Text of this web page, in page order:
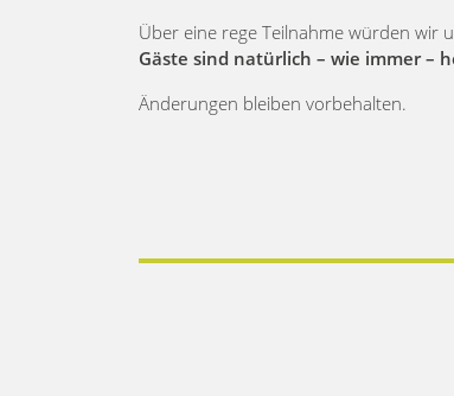
Über eine rege Teilnahme würden wir
Gäste sind natürlich – wie immer –
Änderungen bleiben vorbehalten.